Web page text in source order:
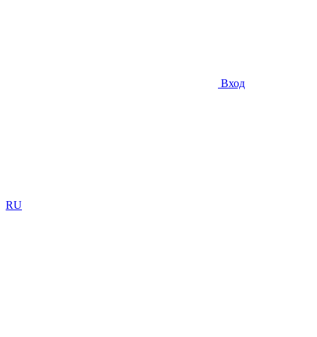
Вход
RU